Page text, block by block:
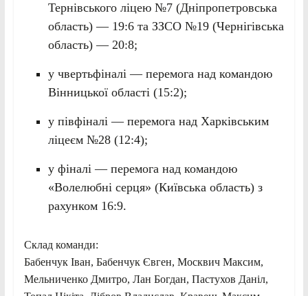
Тернівського ліцею №7 (Дніпропетровська
область) — 19:6 та ЗЗСО №19 (Чернігівська
область) — 20:8;
у чвертьфіналі — перемога над командою
Вінницької області (15:2);
у півфіналі — перемога над Харківським
ліцеєм №28 (12:4);
у фіналі — перемога над командою
«Волелюбні серця» (Київська область) з
рахунком 16:9.
Склад команди:
Бабенчук Іван, Бабенчук Євген, Москвич Максим,
Мельниченко Дмитро, Лан Богдан, Пастухов Даніл,